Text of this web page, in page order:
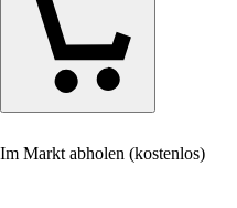
Im Markt abholen (kostenlos)